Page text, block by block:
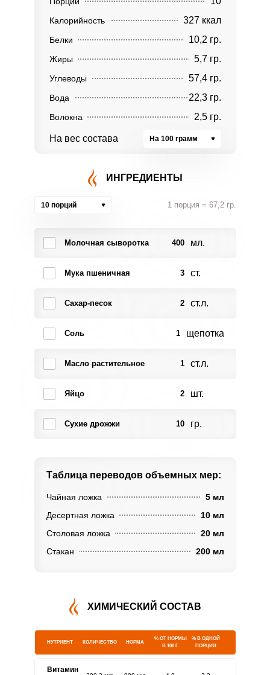
Калорийность 327 ккал
Белки 10,2 гр.
Жиры 5,7 гр.
Углеводы 57,4 гр.
Вода 22,3 гр.
Волокна 2,5 гр.
На вес состава На 100 грамм
ИНГРЕДИЕНТЫ
10 порций 1 порция = 67,2 гр.
Молочная сыворотка 400 мл.
Мука пшеничная 3 ст.
Сахар-песок 2 ст.л.
Соль 1 щепотка
Масло растительное 1 ст.л.
Яйцо 2 шт.
Сухие дрожжи 10 гр.
Таблица переводов объемных мер:
Чайная ложка
5 мл
Десертная ложка
10 мл
Столовая ложка
20 мл
Стакан
200 мл
ХИМИЧЕСКИЙ СОСТАВ
НУТРИЕНТ КОЛИЧЕСТВО НОРМА
% ОТ НОРМЫ
В 100 Г
% В ОДНОЙ
ПОРЦИИ
Витамин